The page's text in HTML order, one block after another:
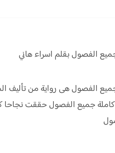
الفصول بقلم اسراء هاني
جميع الفصول هى رواية من
كاملة جميع الفصول حققت